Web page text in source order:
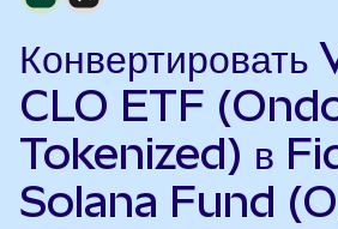
CLO ETF
Tokenized) в
Solana Fund